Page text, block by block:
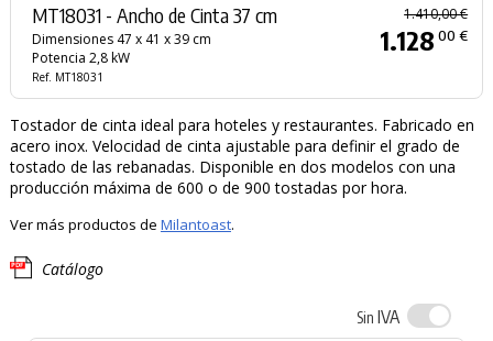
MT18031 - Ancho de Cinta 37 cm
Dimensiones 47 x 41 x 39 cm
Potencia 2,8 kW
Ref. MT18031
1.410,00 €
1.128 00 €
Tostador de cinta ideal para hoteles y restaurantes. Fabricado en
acero inox. Velocidad de cinta ajustable para definir el grado de
tostado de las rebanadas. Disponible en dos modelos con una
producción máxima de 600 o de 900 tostadas por hora.
Ver más productos de Milantoast.
Catálogo
Sin IVA